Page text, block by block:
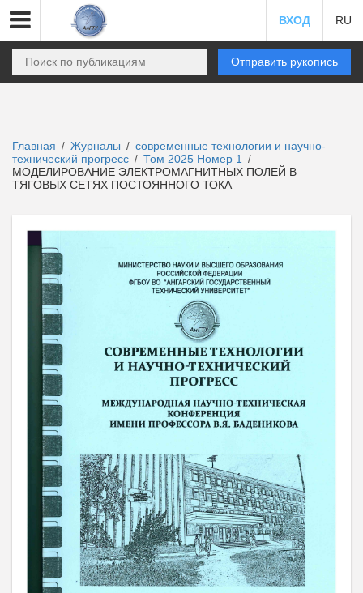
ВХОД RU
Отправить рукопись
Главная / Журналы / современные технологии и научно-
технический прогресс / Том 2025 Номер 1 /
МОДЕЛИРОВАНИЕ ЭЛЕКТРОМАГНИТНЫХ ПОЛЕЙ В
ТЯГОВЫХ СЕТЯХ ПОСТОЯННОГО ТОКА